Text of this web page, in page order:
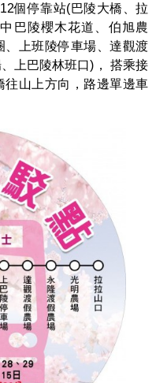
個停靠站(巴陵大橋、拉
巴陵櫻木花道、伯旭農
上班陵停車場、達觀渡
上巴陵林班口)， 搭乘接
山上方向，路邊單邊車